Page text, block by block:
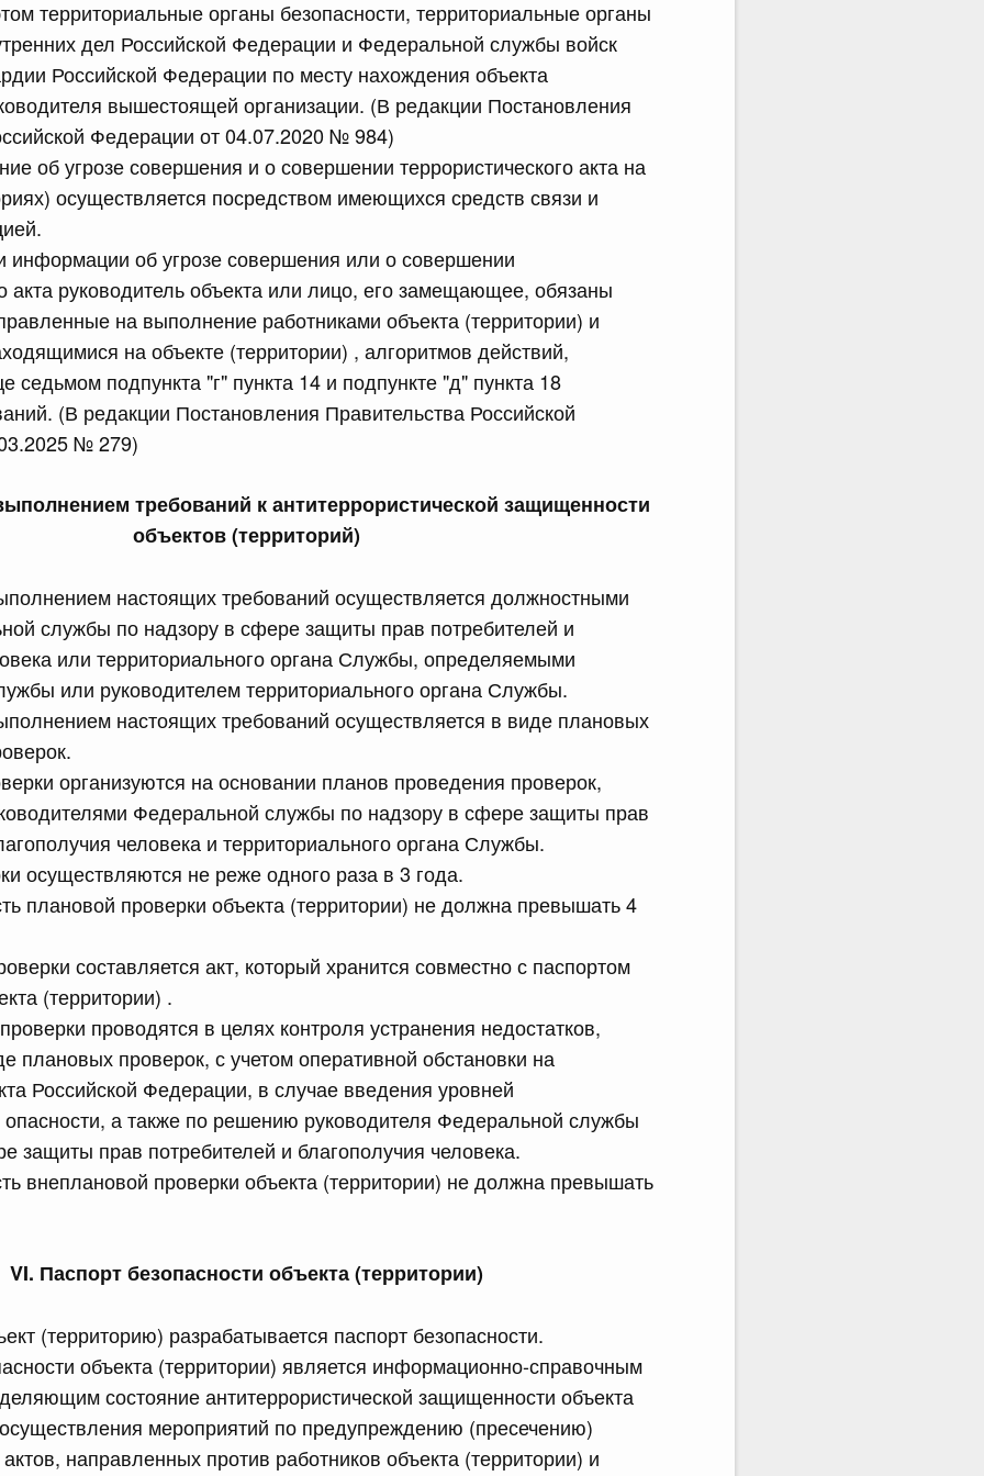
территориальные органы безопасности, территориальные органы
дел Российской Федерации и Федеральной службы войск
Российской Федерации по месту нахождения объекта
вышестоящей организации. (В редакции Постановления
Федерации от 04.07.2020 № 984)
об угрозе совершения и о совершении террористического акта на
осуществляется посредством имеющихся средств связи и
информации об угрозе совершения или о совершении
акта руководитель объекта или лицо, его замещающее, обязаны
на выполнение работниками объекта (территории) и
на объекте (территории) , алгоритмов действий,
седьмом подпункта "г" пункта 14 и подпункте "д" пункта 18
(В редакции Постановления Правительства Российской
№ 279)
требований к антитеррористической защищенности
объектов (территорий)
настоящих требований осуществляется должностными
службы по надзору в сфере защиты прав потребителей и
или территориального органа Службы, определяемыми
или руководителем территориального органа Службы.
настоящих требований осуществляется в виде плановых
организуются на основании планов проведения проверок,
Федеральной службы по надзору в сфере защиты прав
человека и территориального органа Службы.
осуществляются не реже одного раза в 3 года.
плановой проверки объекта (территории) не должна превышать 4
составляется акт, который хранится совместно с паспортом
(территории) .
проводятся в целях контроля устранения недостатков,
плановых проверок, с учетом оперативной обстановки на
Российской Федерации, в случае введения уровней
опасности, а также по решению руководителя Федеральной службы
защиты прав потребителей и благополучия человека.
внеплановой проверки объекта (территории) не должна превышать
VI. Паспорт безопасности объекта (территории)
(территорию) разрабатывается паспорт безопасности.
объекта (территории) является информационно-справочным
состояние антитеррористической защищенности объекта
мероприятий по предупреждению (пресечению)
направленных против работников объекта (территории) и
Федерации от 16.07.2026 г. № 896
Российской Федерации от 30 сентября
Федерации от 16.07.2026 г. № 900
Российской Федерации от 7 сентября 2018
июля, среда
Федерации от 15.07.2026 г. № 893
Российской Федерации от 11 ноября 2023 г.
Федерации от 15.07.2026 г. № 892
риса (риса-сырца) за пределы территории
членами Евразийского экономического
Федерации от 15.07.2026 г. № 894
Российской Федерации
Федерации от 15.07.2026 г. № 895
Российской Федерации от 22 сентября
Федерации от 15.07.2026 г. № 889
межбюджетных трансфертов, источником
бюджетные ассигнования резервного фонда
федерального бюджета бюджетам Республики Дагестан
проведения аварийно-восстановительных
Республики Дагестан и Чеченской Республики
Федерации от 15.07.2026 г. № 888
Президента Российской Федерации
Федерации от 15.07.2026 г. № 890
производственного типа, созданной на территории
Татарстан
Федерации от 15.07.2026 г. № 891
образований городской округ город Саяногорск
район Республики Хакасия особой экономической
2